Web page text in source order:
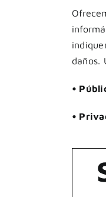
daños.
•
•